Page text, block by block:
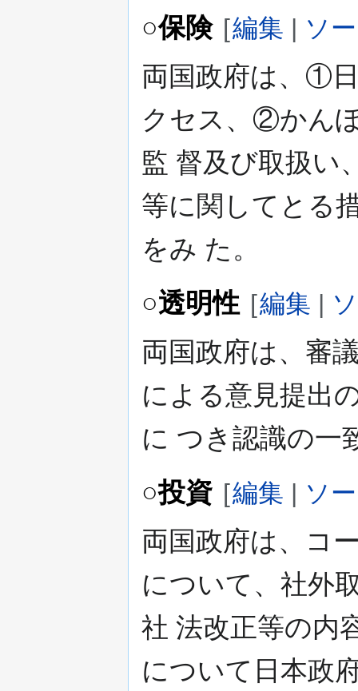
○保険 [編集 | ソ
両国政府は、①
クセス、②かん
監 督及び取扱い
等に関してとる
をみ た。
○透明性 [編集 |
両国政府は、審
による意見提出
に つき認識の一
○投資 [編集 | ソ
両国政府は、コ
について、社外
社 法改正等の内
について日本政